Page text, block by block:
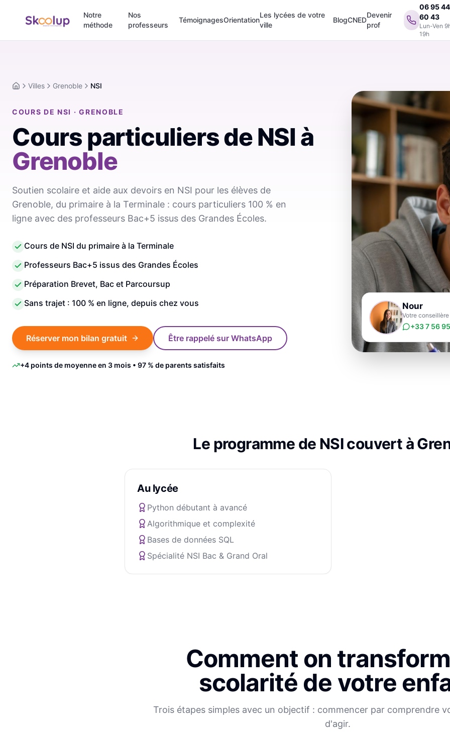
Notre
méthode
Nos
professeurs
TémoignagesOrientation
Les lycées de votre
ville
BlogCNED
Devenir
prof
06 95 44
60 43
Lun-Ven
19h
AccueilVilles Grenoble NSI
COURS DE NSI · GRENOBLE
Cours particuliers de NSI à
Grenoble
Soutien scolaire et aide aux devoirs en NSI pour les élèves de
Grenoble, du primaire à la Terminale : cours particuliers 100 % en
ligne avec des professeurs Bac+5 issus des Grandes Écoles.
Cours de NSI du primaire à la Terminale
Professeurs Bac+5 issus des Grandes Écoles
Préparation Brevet, Bac et Parcoursup
Sans trajet : 100 % en ligne, depuis chez vous
Réserver mon bilan gratuit Être rappelé sur WhatsApp
+4 points de moyenne en 3 mois • 97 % de parents satisfaits
Nour
Votre
+33 7 56
Le programme de NSIcouvert à
Au lycée
Python débutant à avancé
Algorithmique et complexité
Bases de données SQL
Spécialité NSI Bac & Grand Oral
Comment on
scolarité de votre
Trois étapes simples avec un objectif : commencer par comprendre
d'agir.